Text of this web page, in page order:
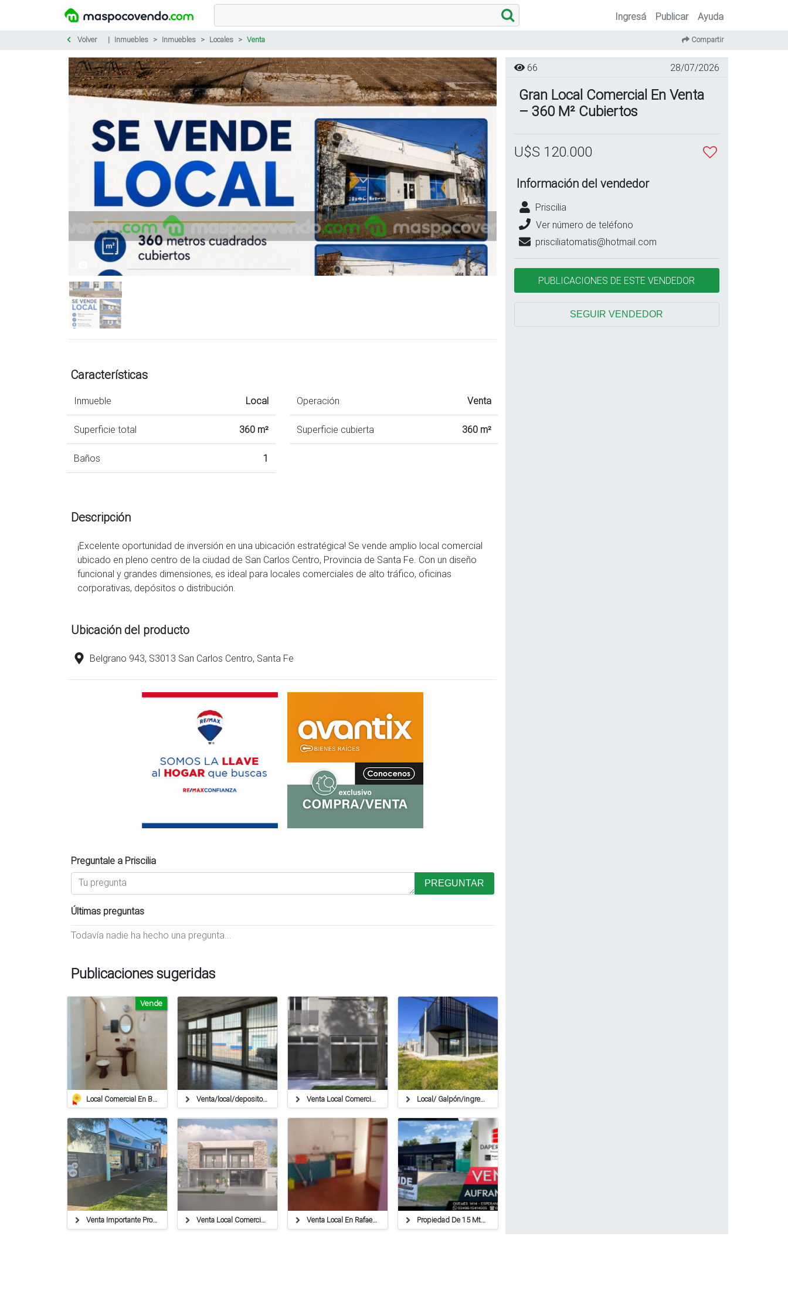
Ingresá Publicar Ayuda
Volver Inmuebles Inmuebles Locales Venta Compartir
1 / 1
Características
Inmueble Local
Superficie total 360 m²
Baños 1
Operación Venta
Superficie cubierta 360 m²
Descripción
¡Excelente oportunidad de inversión en una ubicación estratégica! Se vende amplio local comercial
ubicado en pleno centro de la ciudad de San Carlos Centro, Provincia de Santa Fe. Con un diseño
funcional y grandes dimensiones, es ideal para locales comerciales de alto tráfico, oficinas
corporativas, depósitos o distribución.
Ubicación del producto
Belgrano 943, S3013 San Carlos Centro, Santa Fe
Preguntale a Priscilia
PREGUNTAR
Últimas preguntas
Todavía nadie ha hecho una pregunta...
Publicaciones sugeridas
Local Comercial En Barrio Alberdi
Vende
Venta/local/deposito/rafaela Venta Local Comercial Bo.mosconi Local/ Galpón/ingreso Vehicular Lateral/ Los Arces
Venta Importante Propiedad En Pilar Venta Local Comercial - 233127 Venta Local En Rafaela - 279327 Propiedad De 15 Mts X 100 Mts
66 28/07/2026
Gran Local Comercial En Venta
– 360 M² Cubiertos
U$S 120.000
Información del vendedor
Priscilia
Ver número de teléfono
prisciliatomatis@hotmail.com
PUBLICACIONES DE ESTE VENDEDOR
SEGUIR VENDEDOR